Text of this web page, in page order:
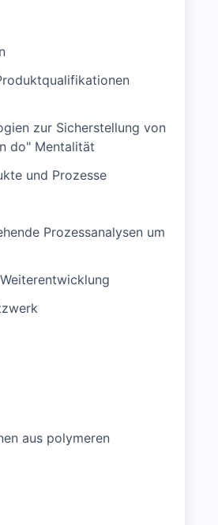
zur Sicherstellung von
do" Mentalität
und Prozesse
Prozessanalysen um
aus polymeren